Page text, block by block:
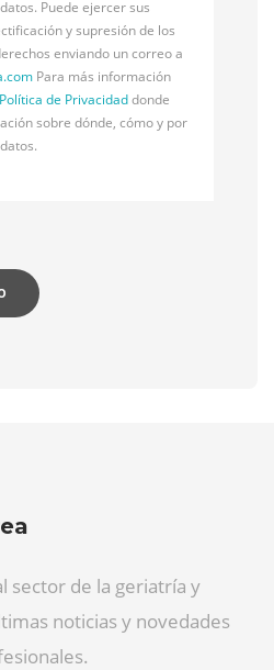
Puede ejercer sus
y supresión de los
enviando un correo a
Para más información
Política de Privacidaddonde
sobre dónde, cómo y por
sector de la geriatría y
noticias y novedades